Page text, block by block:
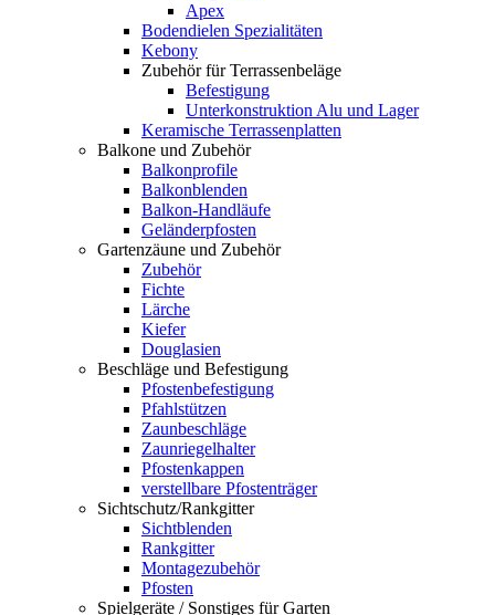
Apex
Bodendielen Spezialitäten
Kebony
Zubehör für Terrassenbeläge
Befestigung
Unterkonstruktion Alu und Lager
Keramische Terrassenplatten
Balkone und Zubehör
Balkonprofile
Balkonblenden
Balkon-Handläufe
Geländerpfosten
Gartenzäune und Zubehör
Zubehör
Fichte
Lärche
Kiefer
Douglasien
Beschläge und Befestigung
Pfostenbefestigung
Pfahlstützen
Zaunbeschläge
Zaunriegelhalter
Pfostenkappen
verstellbare Pfostenträger
Sichtschutz/Rankgitter
Sichtblenden
Rankgitter
Montagezubehör
Pfosten
Spielgeräte / Sonstiges für Garten